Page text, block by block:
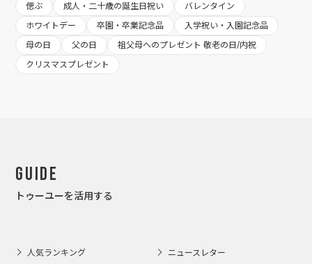
偲ぶ
成人・二十歳の誕生日祝い
バレンタイン
ホワイトデー
卒園・卒業記念品
入学祝い・入園記念品
母の日
父の日
祖父母へのプレゼント 敬老の日/内祝
クリスマスプレゼント
Guide
トゥーユーを活用する
人気ランキング ニュースレター